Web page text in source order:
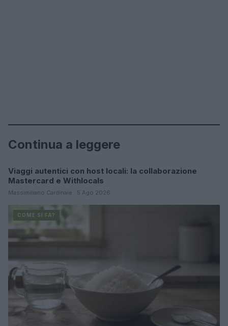
Continua a leggere
COME SI FA?
Viaggi autentici con host locali: la collaborazione
Mastercard e Withlocals
Massimiliano Cardinale · 5 Ago 2026
COME SI FA?